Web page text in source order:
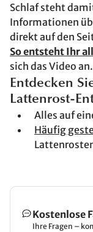
Schlaf steht
Informationen
direkt auf den
So entsteht Ihr
sich das Video an.
Entdecken
Lattenrost-
Alles auf
Häufig
Kostenlose
Ihre Fragen –